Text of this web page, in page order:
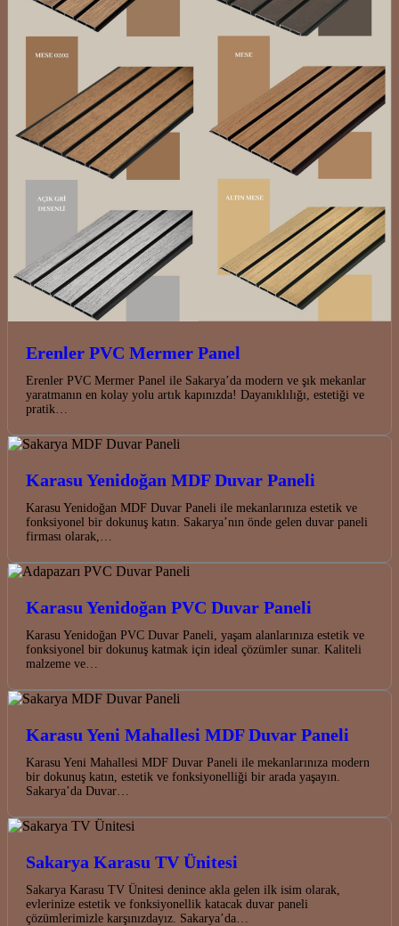
Erenler PVC Mermer Panel
Erenler PVC Mermer Panel ile Sakarya’da modern ve şık mekanlar
yaratmanın en kolay yolu artık kapınızda! Dayanıklılığı, estetiği ve
pratik…
Karasu Yenidoğan MDF Duvar Paneli
Karasu Yenidoğan MDF Duvar Paneli ile mekanlarınıza estetik ve
fonksiyonel bir dokunuş katın. Sakarya’nın önde gelen duvar paneli
firması olarak,…
Karasu Yenidoğan PVC Duvar Paneli
Karasu Yenidoğan PVC Duvar Paneli, yaşam alanlarınıza estetik ve
fonksiyonel bir dokunuş katmak için ideal çözümler sunar. Kaliteli
malzeme ve…
Karasu Yeni Mahallesi MDF Duvar Paneli
Karasu Yeni Mahallesi MDF Duvar Paneli ile mekanlarınıza modern
bir dokunuş katın, estetik ve fonksiyonelliği bir arada yaşayın.
Sakarya’da Duvar…
Sakarya Karasu TV Ünitesi
Sakarya Karasu TV Ünitesi denince akla gelen ilk isim olarak,
evlerinize estetik ve fonksiyonellik katacak duvar paneli
çözümlerimizle karşınızdayız. Sakarya’da…